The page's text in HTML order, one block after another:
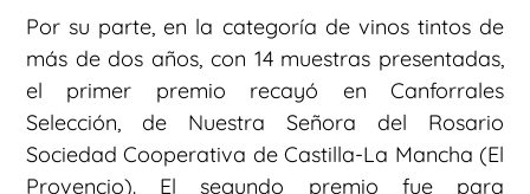
Por su parte, en la categoría de vinos tintos de
más de dos años, con 14 muestras presentadas,
el primer premio recayó en Canforrales
Selección, de Nuestra Señora del Rosario
Sociedad Cooperativa de Castilla-La Mancha (El
Provencio). El segundo premio fue para